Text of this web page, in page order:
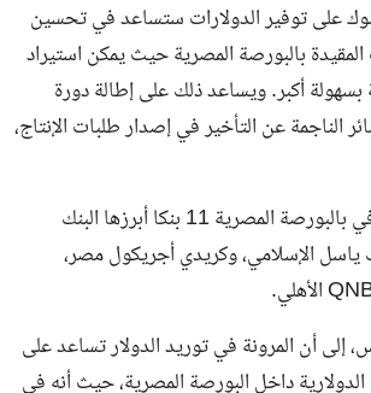
على توفير الدولارات ستساعد في تحسين
بالبورصة المصرية حيث يمكن استيراد
بسهولة أكبر. ويساعد ذلك على إطالة دورة
الناجمة عن التأخير في إصدار طلبات الإنتاج،
ويمثل القطاع المصرفي بالبورصة المصرية 11 بنكا أبرزها البنك
ياسل الإسلامي، وكريدي أجريكول مصر،
أن المرونة في توريد الدولار تساعد على
داخل البورصة المصرية، حيث أنه في